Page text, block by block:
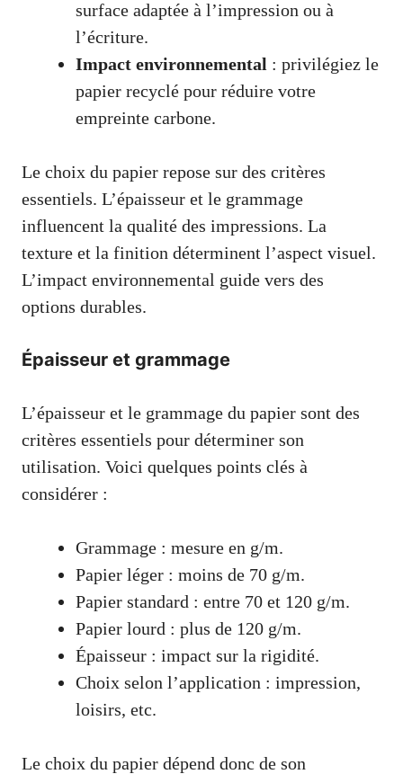
surface adaptée à l’impression ou à
l’écriture.
Impact environnemental : privilégiez le
papier recyclé pour réduire votre
empreinte carbone.
Le choix du papier repose sur des critères
essentiels. L’épaisseur et le grammage
influencent la qualité des impressions. La
texture et la finition déterminent l’aspect visuel.
L’impact environnemental guide vers des
options durables.
Épaisseur et grammage
L’épaisseur et le grammage du papier sont des
critères essentiels pour déterminer son
utilisation. Voici quelques points clés à
considérer :
Grammage : mesure en g/m.
Papier léger : moins de 70 g/m.
Papier standard : entre 70 et 120 g/m.
Papier lourd : plus de 120 g/m.
Épaisseur : impact sur la rigidité.
Choix selon l’application : impression,
loisirs, etc.
Le choix du papier dépend donc de son